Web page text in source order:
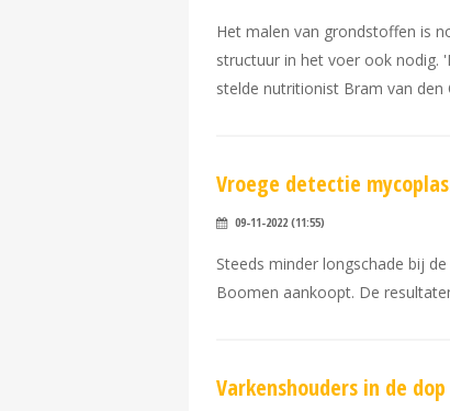
Het malen van grondstoffen is
structuur in het voer ook nodig.
stelde nutritionist Bram van
Vroege detectie
09-11-2022 (11:55)
Steeds minder longschade bij
Boomen aankoopt. De
Varkenshouders in de